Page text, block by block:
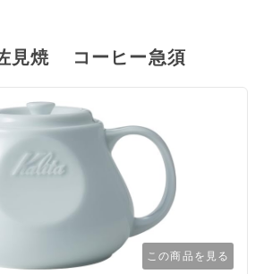
見焼 コーヒー急須
この商品を見る